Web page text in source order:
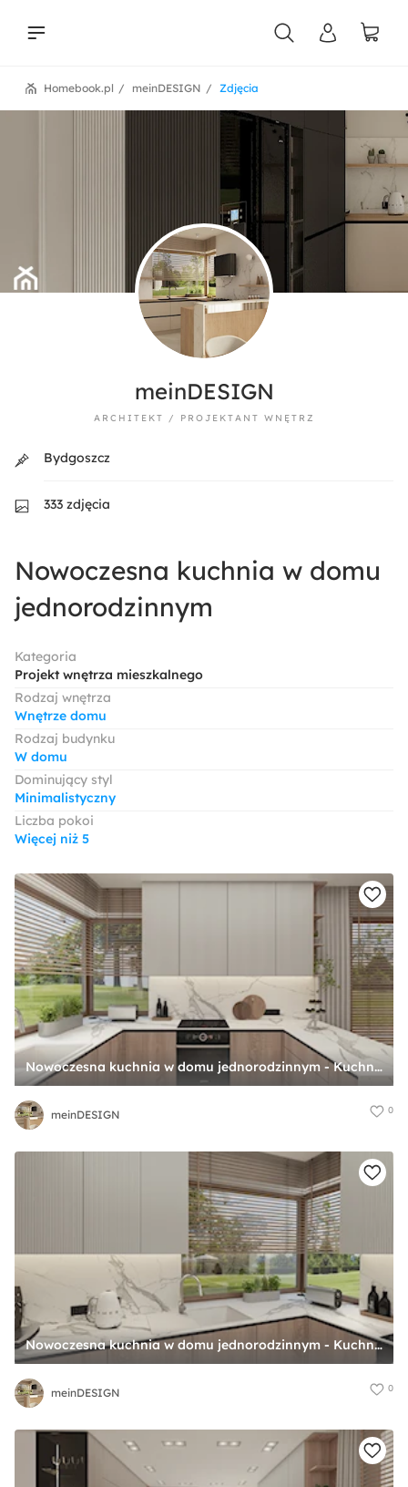
Zdjęcia
meinDESIGN
Homebook.pl
meinDESIGN
ARCHITEKT / PROJEKTANT WNĘTRZ
Bydgoszcz
333 zdjęcia
Nowoczesna kuchnia w domu
jednorodzinnym
Kategoria
Projekt wnętrza mieszkalnego
Rodzaj wnętrza
Wnętrze domu
Rodzaj budynku
W domu
Dominujący styl
Minimalistyczny
Liczba pokoi
Więcej niż 5
Nowoczesna kuchnia w domu jednorodzinnym - Kuchnia, styl minimalistyczny - zdjęcie od meinDESIGN
meinDESIGN 0
Nowoczesna kuchnia w domu jednorodzinnym - Kuchnia, styl minimalistyczny - zdjęcie od meinDESIGN
meinDESIGN 0